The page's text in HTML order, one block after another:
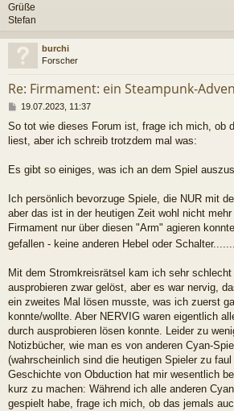
Grüße
Stefan
burchi
Forscher
Re: Firmament: ein Steampunk-
B
i
t
a
19.07.2023, 11:37
So tot wie dieses Forum ist, frage ich mich, ob
liest, aber ich schreib trotzdem mal was:
Es gibt so einiges, was ich an dem Spiel
Ich persönlich bevorzuge Spiele, die NUR mit
aber das ist in der heutigen Zeit wohl nicht
Firmament nur über diesen "Arm" agieren
gefallen - keine anderen Hebel oder Schalter.......
Mit dem Stromkreisrätsel kam ich sehr
ausprobieren zwar gelöst, aber es war nervig,
ein zweites Mal lösen musste, was ich zuerst
konnte/wollte. Aber NERVIG waren eigentlich
durch ausprobieren lösen konnte. Leider zu
Notizbücher, wie man es von anderen Cyan-
(wahrscheinlich sind die heutigen Spieler zu
Geschichte von Obduction hat mir wesentlich
kurz zu machen: Während ich alle anderen
gespielt habe, frage ich mich, ob das jemals